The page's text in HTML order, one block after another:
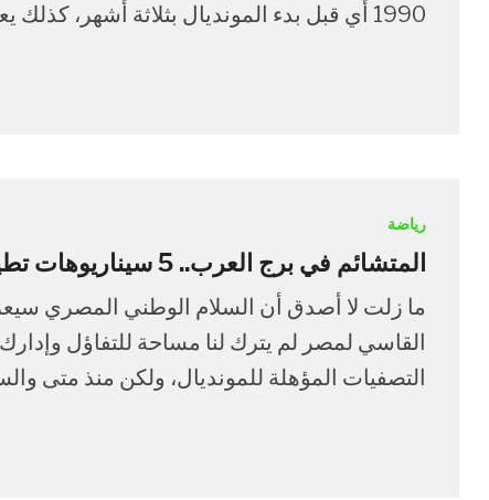
1990 أي قبل بدء المونديال بثلاثة أشهر، كذلك يعرفون الكابتن علي زيوار الذي […]
رياضة
المتشائم في برج العرب.. 5 سيناريوهات تطيح بمصر من المونديال
القاسي لمصر لم يترك لنا مساحة للتفاؤل
التصفيات المؤهلة للمونديال، ولكن منذ متى والسهل